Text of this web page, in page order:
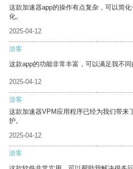
这款加速器app的操作有点复杂，可以简
化。
2025-04-12
游客
这款app的功能非常丰富，可以满足我不同
2025-04-12
游客
这款加速器VPM应用程序已经为我们带来
护。
2025-04-12
游客